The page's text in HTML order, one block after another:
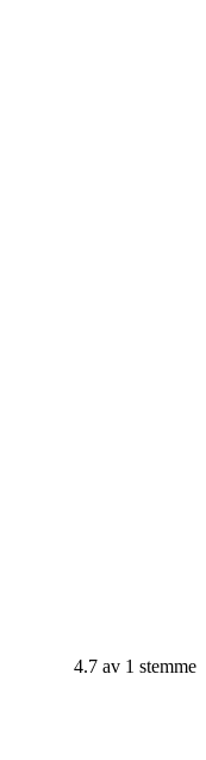
4.7 av 1 stemme